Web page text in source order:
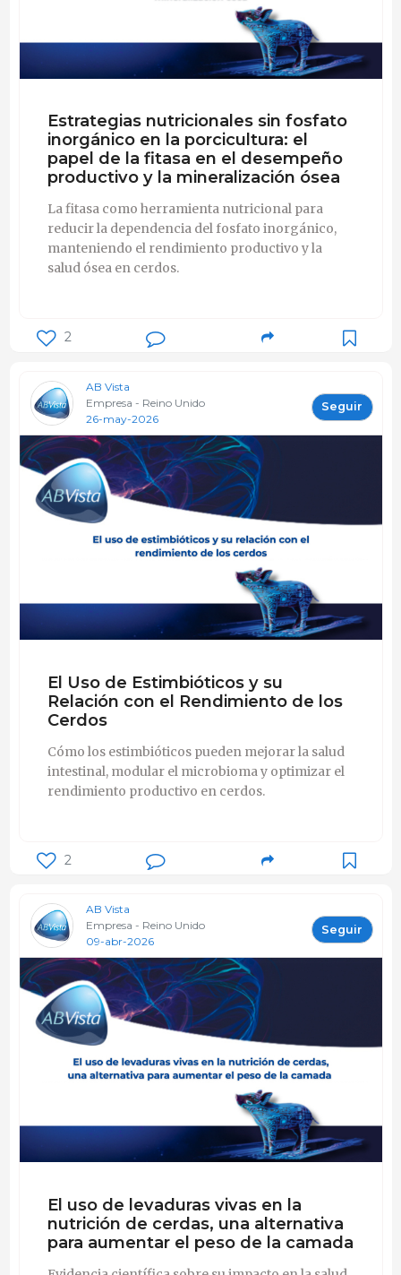
Estrategias nutricionales sin fosfato
inorgánico en la porcicultura: el
papel de la fitasa en el desempeño
productivo y la mineralización ósea
La fitasa como herramienta nutricional para
reducir la dependencia del fosfato inorgánico,
manteniendo el rendimiento productivo y la
salud ósea en cerdos.
2
AB Vista
Empresa - Reino Unido
26-may-2026
Seguir
El Uso de Estimbióticos y su
Relación con el Rendimiento de los
Cerdos
Cómo los estimbióticos pueden mejorar la salud
intestinal, modular el microbioma y optimizar el
rendimiento productivo en cerdos.
2
AB Vista
Empresa - Reino Unido
09-abr-2026
Seguir
El uso de levaduras vivas en la
nutrición de cerdas, una alternativa
para aumentar el peso de la camada